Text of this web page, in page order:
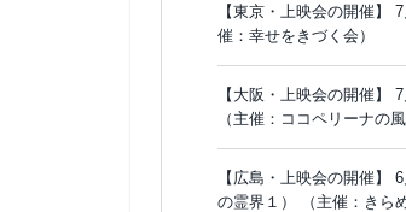
【東京・上映会の開催】
催：幸せをきづく会）
【大阪・上映会の開催】
（主催：ココペリーナの風
【広島・上映会の開催
の霊界１） （主催：きら